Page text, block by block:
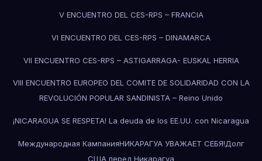
V ENCUENTRO DEL CES-RPS – FRANCIA
VI ENCUENTRO DEL CES-RPS – DINAMARCA
VII ENCUENTRO CES-RPS – ASTIGARRAGA- EUSKAL HERRIA
VIII ENCUENTRO EUROPEO DEL COMITE DE SOLIDARIDAD CON LA
REVOLUCIÓN POPULAR SANDINISTA – Reino Unido
¡NICARAGUA SE RESPETA! La deuda de los EE.UU. con Nicaragua
Международная КампанияНИКАРАГУА УВАЖАЕТ СЕБЯ!Долг
США перед Никарагуа